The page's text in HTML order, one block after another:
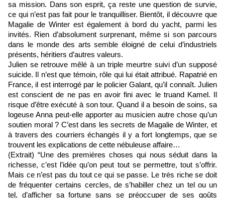
sa mission. Dans son esprit, ça reste une question de survie,
ce qui n’est pas fait pour le tranquilliser. Bientôt, il découvre que
Magalie de Winter est également à bord du yacht, parmi les
invités. Rien d’absolument surprenant, même si son parcours
dans le monde des arts semble éloigné de celui d’industriels
présents, héritiers d’autres valeurs.
Julien se retrouve mêlé à un triple meurtre suivi d’un supposé
suicide. Il n’est que témoin, rôle qui lui était attribué. Rapatrié en
France, il est interrogé par le policier Galant, qu’il connaît. Julien
est conscient de ne pas en avoir fini avec le truand Kamel. Il
risque d’être exécuté à son tour. Quand il a besoin de soins, sa
logeuse Anna peut-elle apporter au musicien autre chose qu’un
soutien moral ? C’est dans les secrets de Magalie de Winter, et
à travers des courriers échangés il y a fort longtemps, que se
trouvent les explications de cette nébuleuse affaire…
(Extrait) “Une des premières choses qui nous séduit dans la
richesse, c’est l’idée qu’on peut tout se permettre, tout s’offrir.
Mais ce n’est pas du tout ce qui se passe. Le très riche se doit
de fréquenter certains cercles, de s’habiller chez un tel ou un
tel, d’afficher sa fortune sans se préoccuper de ses goûts